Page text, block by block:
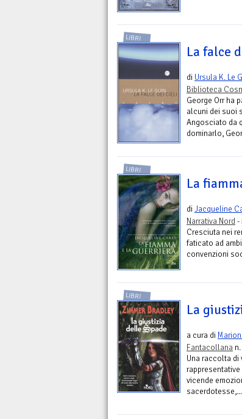
LIBRI
La falce
di Ursula K. Le
Biblioteca
George Orr ha
alcuni dei suoi
Angosciato da
dominarlo,
LIBRI
La
diJacqueline
Narrativa Nord-
Cresciuta nei
faticato ad
convenzioni
LIBRI
La
a cura di
Fantacollana
Una raccolta di
vicende
sacerdotesse,...